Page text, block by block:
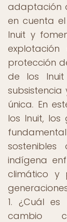
adaptación
en cuenta
Inuit y
protección
de los
única. En
los Inuit,
indígena
climático y
1. ¿Cuál
cambio